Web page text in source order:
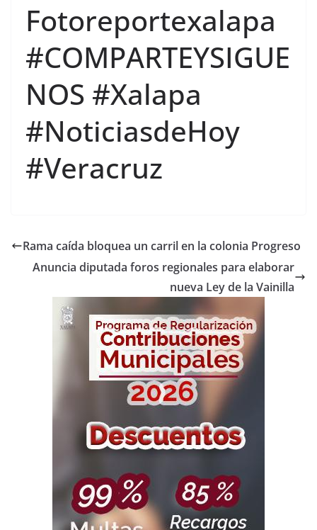
Fotoreportexalapa
#COMPARTEYSIGUE
NOS #Xalapa
#NoticiasdeHoy
#Veracruz
Rama caída bloquea un carril en la colonia Progreso
Anuncia diputada foros regionales para elaborar
nueva Ley de la Vainilla